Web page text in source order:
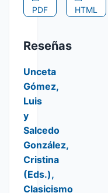
PDF HTML
Reseñas
Unceta
Gómez,
Luis
y
Salcedo
González,
Cristina
(Eds.),
Clasicismo